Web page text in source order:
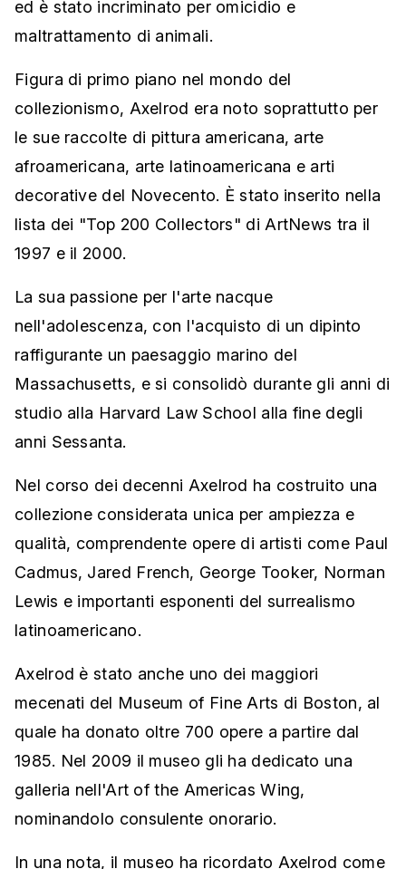
ed è stato incriminato per omicidio e
maltrattamento di animali.
Figura di primo piano nel mondo del
collezionismo, Axelrod era noto soprattutto per
le sue raccolte di pittura americana, arte
afroamericana, arte latinoamericana e arti
decorative del Novecento. È stato inserito nella
lista dei "Top 200 Collectors" di ArtNews tra il
1997 e il 2000.
La sua passione per l'arte nacque
nell'adolescenza, con l'acquisto di un dipinto
raffigurante un paesaggio marino del
Massachusetts, e si consolidò durante gli anni di
studio alla Harvard Law School alla fine degli
anni Sessanta.
Nel corso dei decenni Axelrod ha costruito una
collezione considerata unica per ampiezza e
qualità, comprendente opere di artisti come Paul
Cadmus, Jared French, George Tooker, Norman
Lewis e importanti esponenti del surrealismo
latinoamericano.
Axelrod è stato anche uno dei maggiori
mecenati del Museum of Fine Arts di Boston, al
quale ha donato oltre 700 opere a partire dal
1985. Nel 2009 il museo gli ha dedicato una
galleria nell'Art of the Americas Wing,
nominandolo consulente onorario.
In una nota, il museo ha ricordato Axelrod come